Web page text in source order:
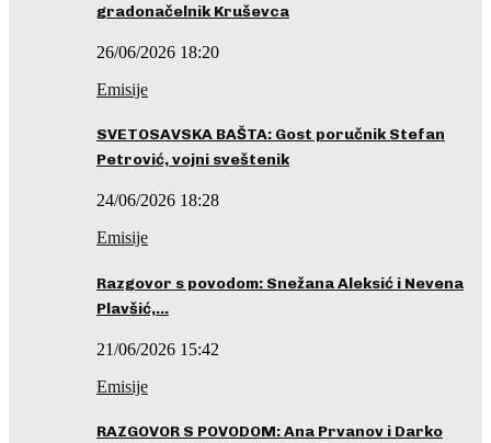
gradonačelnik Kruševca
26/06/2026 18:20
Emisije
SVETOSAVSKA BAŠTA: Gost poručnik Stefan
Petrović, vojni sveštenik
24/06/2026 18:28
Emisije
Razgovor s povodom: Snežana Aleksić i Nevena
Plavšić,…
21/06/2026 15:42
Emisije
RAZGOVOR S POVODOM: Ana Prvanov i Darko